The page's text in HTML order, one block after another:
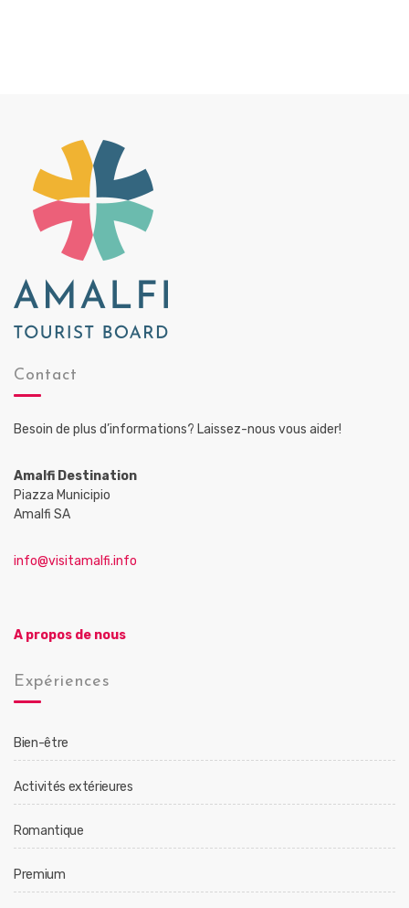
Contact
Besoin de plus d’informations? Laissez-nous vous aider!
Amalfi Destination
Piazza Municipio
Amalfi SA
info@visitamalfi.info
A propos de nous
Expériences
Bien-être
Activités extérieures
Romantique
Premium